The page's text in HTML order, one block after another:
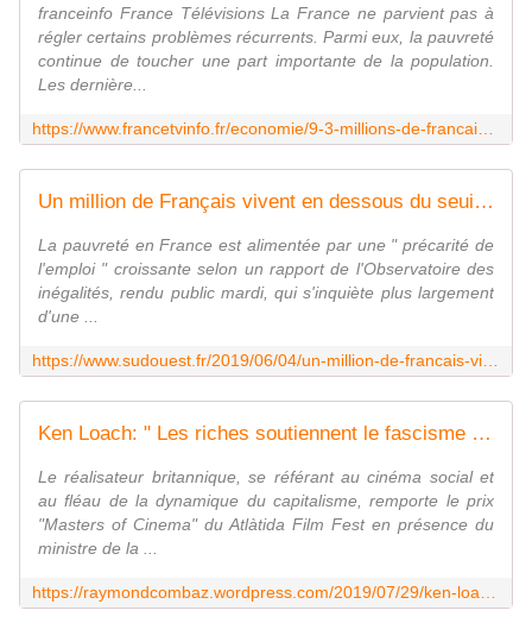
franceinfo France Télévisions La France ne parvient pas à
régler certains problèmes récurrents. Parmi eux, la pauvreté
continue de toucher une part importante de la population.
Les dernière...
Un million de Français vivent en dessous du seuil de pauvreté alors qu'ils travaillent
La pauvreté en France est alimentée par une " précarité de
l'emploi " croissante selon un rapport de l'Observatoire des
inégalités, rendu public mardi, qui s'inquiète plus largement
d'une ...
Ken Loach: " Les riches soutiennent le fascisme quand ils sentent que leur argent est menacé "
Le réalisateur britannique, se référant au cinéma social et
au fléau de la dynamique du capitalisme, remporte le prix
"Masters of Cinema" du Atlàtida Film Fest en présence du
ministre de la ...